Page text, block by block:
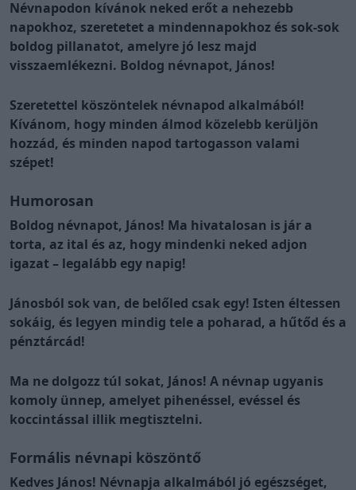
Névnapodon kívánok neked erőt a nehezebb
napokhoz, szeretetet a mindennapokhoz és sok-sok
boldog pillanatot, amelyre jó lesz majd
visszaemlékezni. Boldog névnapot, János!
Szeretettel köszöntelek névnapod alkalmából!
Kívánom, hogy minden álmod közelebb kerüljön
hozzád, és minden napod tartogasson valami
szépet!
Humorosan
Boldog névnapot, János! Ma hivatalosan is jár a
torta, az ital és az, hogy mindenki neked adjon
igazat – legalább egy napig!
Jánosból sok van, de belőled csak egy! Isten éltessen
sokáig, és legyen mindig tele a poharad, a hűtőd és a
pénztárcád!
Ma ne dolgozz túl sokat, János! A névnap ugyanis
komoly ünnep, amelyet pihenéssel, evéssel és
koccintással illik megtisztelni.
Formális névnapi köszöntő
Kedves János! Névnapja alkalmából jó egészséget,